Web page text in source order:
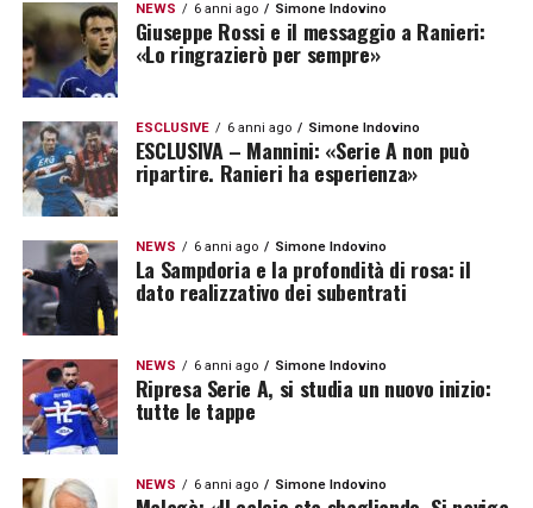
NEWS 6 anni ago Simone Indovino
Giuseppe Rossi e il messaggio a Ranieri:
«Lo ringrazierò per sempre»
ESCLUSIVE 6 anni ago Simone Indovino
ESCLUSIVA – Mannini: «Serie A non può
ripartire. Ranieri ha esperienza»
NEWS 6 anni ago Simone Indovino
La Sampdoria e la profondità di rosa: il
dato realizzativo dei subentrati
NEWS 6 anni ago Simone Indovino
Ripresa Serie A, si studia un nuovo inizio:
tutte le tappe
NEWS 6 anni ago Simone Indovino